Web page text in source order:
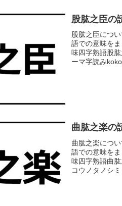
股肱之臣の
股肱之臣につ
語での意味を
味四字熟語股
ーマ字読み
曲肱之楽の
曲肱之楽につ
語での意味を
味四字熟語曲
コウノタノシ